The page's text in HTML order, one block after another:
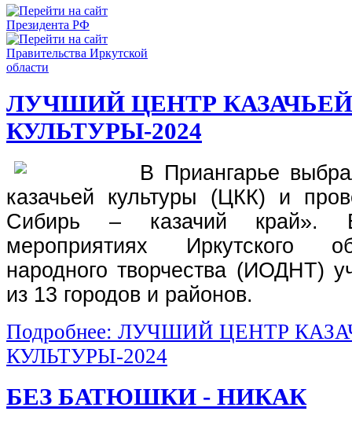
ЛУЧШИЙ ЦЕНТР КАЗАЧЬЕЙ
КУЛЬТУРЫ-2024
В Приангарье
казачьей культуры (ЦКК) и
Сибирь – казачий край».
мероприятиях Иркутского
народного творчества (ИОДНТ)
из 13 городов и районов.
Подробнее: ЛУЧШИЙ ЦЕНТР
КУЛЬТУРЫ-2024
БЕЗ БАТЮШКИ - НИКАК